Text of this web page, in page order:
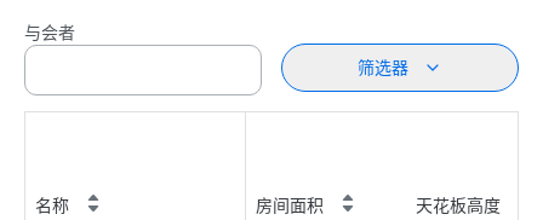
与会者
筛选器
名称 房间面积 天花板高度